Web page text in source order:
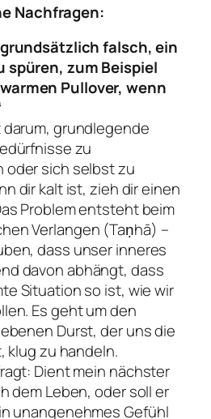
Nachfragen:
falsch, ein
spüren, zum Beispiel
Pullover, wenn
grundlegende
zu
oder sich selbst zu
dir kalt ist, zieh dir einen
Problem entsteht beim
Verlangen (Taṇhā) –
dass unser inneres
davon abhängt, dass
Situation so ist, wie wir
Es geht um den
Durst, der uns die
klug zu handeln.
Dient mein nächster
dem Leben, oder soll er
unangenehmes Gefühl